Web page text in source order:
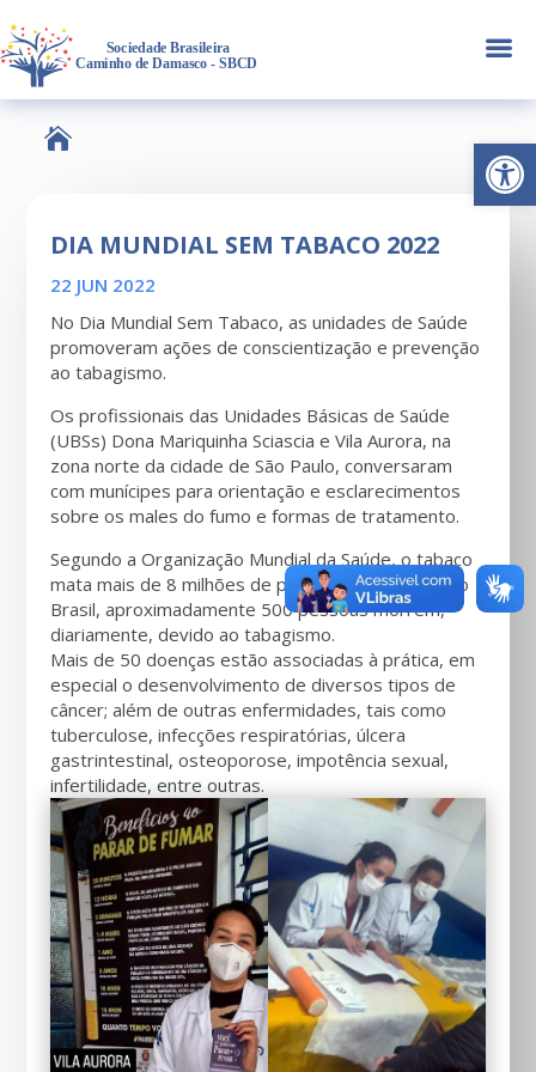
Abrir
a

DIA MUNDIAL SEM TABACO 2022
22 JUN 2022
No Dia Mundial Sem Tabaco, as unidades de Saúde
promoveram ações de conscientização e prevenção
ao tabagismo.
Os profissionais das Unidades Básicas de Saúde
(UBSs) Dona Mariquinha Sciascia e Vila Aurora, na
zona norte da cidade de São Paulo, conversaram
com munícipes para orientação e esclarecimentos
sobre os males do fumo e formas de tratamento.
Segundo a Organização Mundial da Saúde, o tabaco
mata mais de 8 milhões de pessoas por ano. Só no
Brasil, aproximadamente 500 pessoas morrem,
diariamente, devido ao tabagismo.
Mais de 50 doenças estão associadas à prática, em
especial o desenvolvimento de diversos tipos de
câncer; além de outras enfermidades, tais como
tuberculose, infecções respiratórias, úlcera
gastrintestinal, osteoporose, impotência sexual,
infertilidade, entre outras.